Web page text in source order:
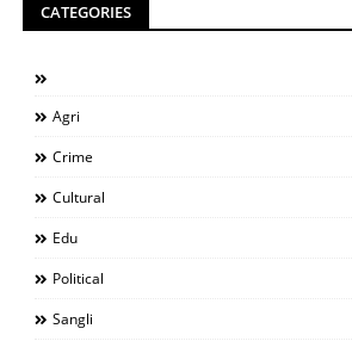
CATEGORIES
Agri
Crime
Cultural
Edu
Political
Sangli